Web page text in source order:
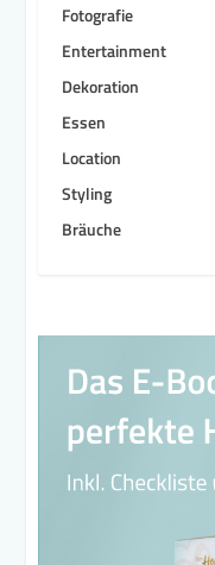
Fotografie
Entertainment
Dekoration
Essen
Location
Styling
Bräuche